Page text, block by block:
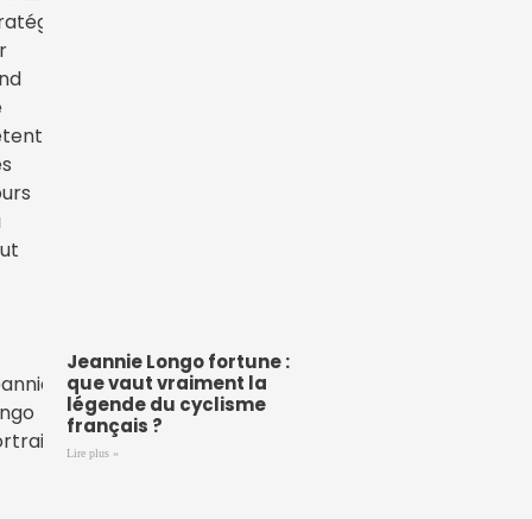
Jeannie Longo fortune :
que vaut vraiment la
légende du cyclisme
français ?
Lire plus »